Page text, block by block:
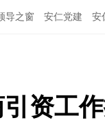
导之窗 安仁党建 安
资工